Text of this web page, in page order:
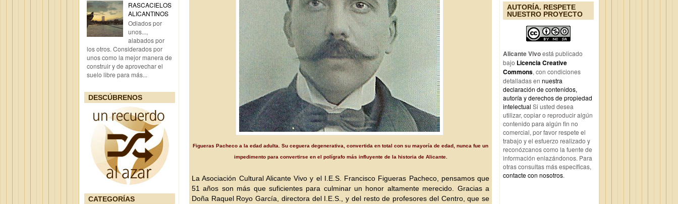
RASCACIELOS
ALICANTINOS
Odiados por
unos...,
alabados por
los otros. Considerados por
unos como la mejor manera de
construir y de aprovechar el
suelo libre para más...
DESCÚBRENOS
CATEGORÍAS
Figueras Pacheco a la edad adulta. Su ceguera degenerativa, convertida en total con su mayoría de edad, nunca fue un
impedimento para convertirse en el polígrafo más influyente de la historia de Alicante.
La Asociación Cultural Alicante Vivo y el I.E.S. Francisco Figueras Pacheco, pensamos que
51 años son más que suficientes para culminar un honor altamente merecido. Gracias a
Doña Raquel Royo García, directora del I.E.S., y del resto de profesores del Centro, que se
AUTORÍA. RESPETE
NUESTRO PROYECTO
Alicante Vivoestá publicado
bajo Licencia Creative
Commons, con condiciones
detalladas en nuestra
declaración de contenidos,
autoría y derechos de propiedad
intelectual Si usted desea
utilizar, copiar o reproducir algún
contenido para algún fin no
comercial, por favor respete el
trabajo y el esfuerzo realizado y
reconózcanos como la fuente de
información enlazándonos. Para
otras consultas más específicas,
contacte con nosotros.